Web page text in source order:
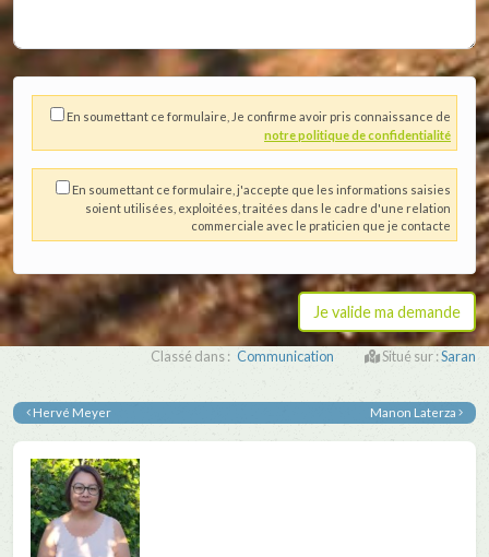
En soumettant ce formulaire, Je confirme avoir pris connaissance de
notre politique de confidentialité
En soumettant ce formulaire, j'accepte que les informations saisies
soient utilisées, exploitées, traitées dans le cadre d'une relation
commerciale avec le praticien que je contacte
Classé dans : Communication Situé sur :Saran
Hervé Meyer Manon Laterza